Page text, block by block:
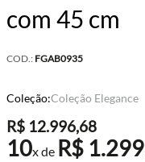
com 45 cm
COD.: FGAB0935
Coleção:Coleção Elegance
R$ 12.996,68
10x de R$ 1.299